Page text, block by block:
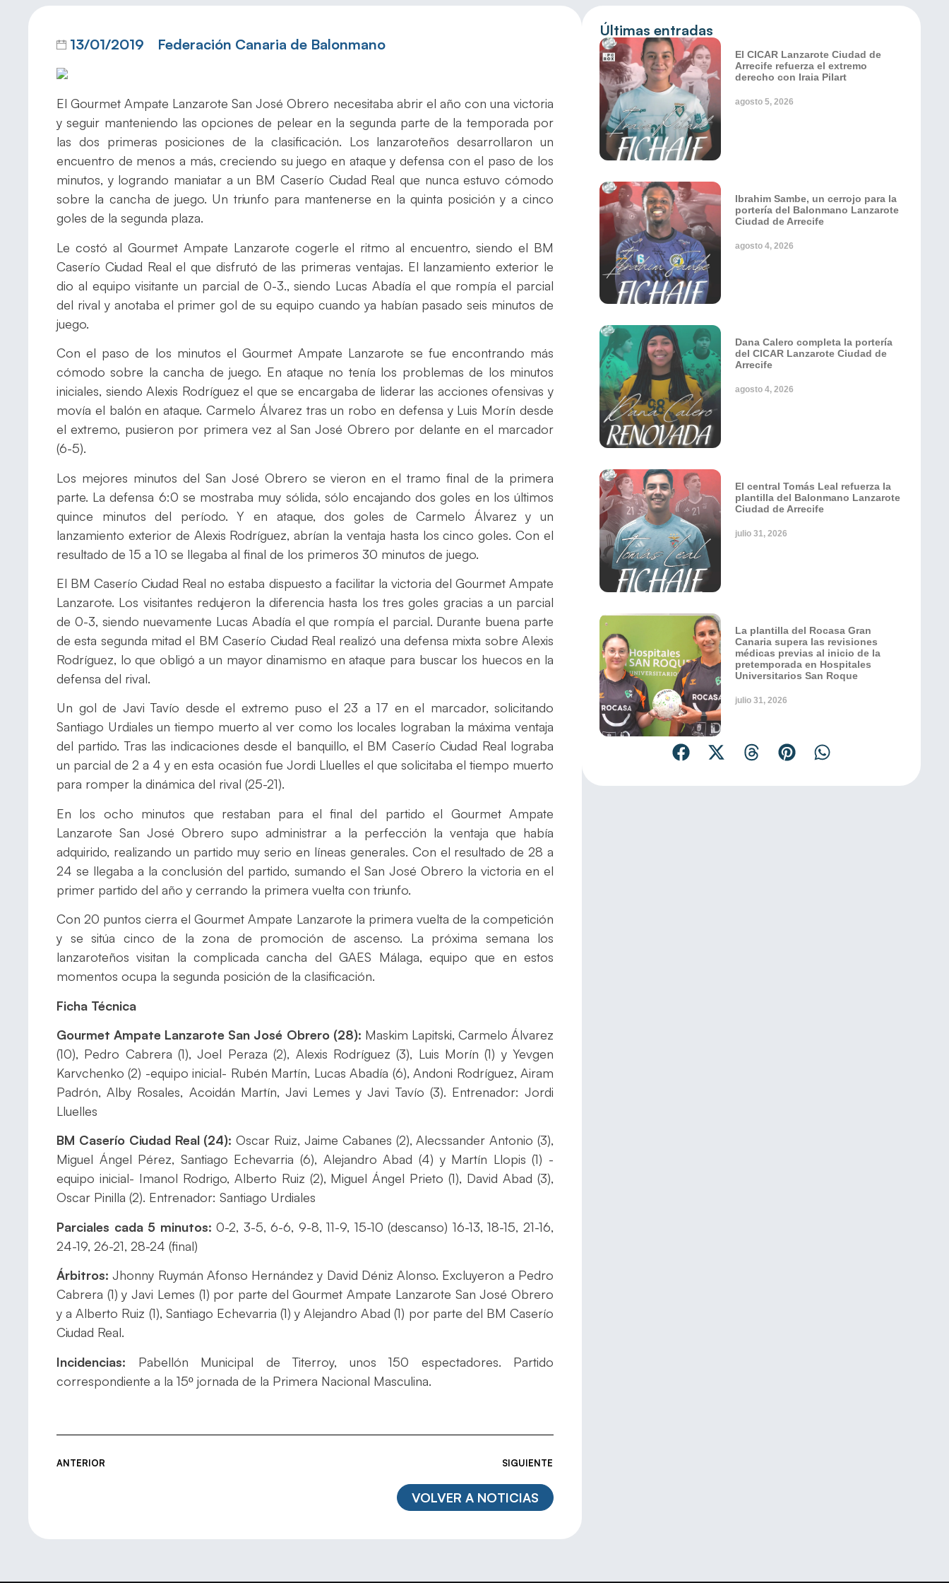
13/01/2019 Federación Canaria de Balonmano
El Gourmet Ampate Lanzarote San José Obrero necesitaba abrir el año con una victoria
y seguir manteniendo las opciones de pelear en la segunda parte de la temporada por
las dos primeras posiciones de la clasificación. Los lanzaroteños desarrollaron un
encuentro de menos a más, creciendo su juego en ataque y defensa con el paso de los
minutos, y logrando maniatar a un BM Caserío Ciudad Real que nunca estuvo cómodo
sobre la cancha de juego. Un triunfo para mantenerse en la quinta posición y a cinco
goles de la segunda plaza.
Le costó al Gourmet Ampate Lanzarote cogerle el ritmo al encuentro, siendo el BM
Caserío Ciudad Real el que disfrutó de las primeras ventajas. El lanzamiento exterior le
dio al equipo visitante un parcial de 0-3., siendo Lucas Abadía el que rompía el parcial
del rival y anotaba el primer gol de su equipo cuando ya habían pasado seis minutos de
juego.
Con el paso de los minutos el Gourmet Ampate Lanzarote se fue encontrando más
cómodo sobre la cancha de juego. En ataque no tenía los problemas de los minutos
iniciales, siendo Alexis Rodríguez el que se encargaba de liderar las acciones ofensivas y
movía el balón en ataque. Carmelo Álvarez tras un robo en defensa y Luis Morín desde
el extremo, pusieron por primera vez al San José Obrero por delante en el marcador
(6-5).
Los mejores minutos del San José Obrero se vieron en el tramo final de la primera
parte. La defensa 6:0 se mostraba muy sólida, sólo encajando dos goles en los últimos
quince minutos del período. Y en ataque, dos goles de Carmelo Álvarez y un
lanzamiento exterior de Alexis Rodríguez, abrían la ventaja hasta los cinco goles. Con el
resultado de 15 a 10 se llegaba al final de los primeros 30 minutos de juego.
El BM Caserío Ciudad Real no estaba dispuesto a facilitar la victoria del Gourmet Ampate
Lanzarote. Los visitantes redujeron la diferencia hasta los tres goles gracias a un parcial
de 0-3, siendo nuevamente Lucas Abadía el que rompía el parcial. Durante buena parte
de esta segunda mitad el BM Caserío Ciudad Real realizó una defensa mixta sobre Alexis
Rodríguez, lo que obligó a un mayor dinamismo en ataque para buscar los huecos en la
defensa del rival.
Un gol de Javi Tavío desde el extremo puso el 23 a 17 en el marcador, solicitando
Santiago Urdiales un tiempo muerto al ver como los locales lograban la máxima ventaja
del partido. Tras las indicaciones desde el banquillo, el BM Caserío Ciudad Real lograba
un parcial de 2 a 4 y en esta ocasión fue Jordi Lluelles el que solicitaba el tiempo muerto
para romper la dinámica del rival (25-21).
En los ocho minutos que restaban para el final del partido el Gourmet Ampate
Lanzarote San José Obrero supo administrar a la perfección la ventaja que había
adquirido, realizando un partido muy serio en líneas generales. Con el resultado de 28 a
24 se llegaba a la conclusión del partido, sumando el San José Obrero la victoria en el
primer partido del año y cerrando la primera vuelta con triunfo.
Con 20 puntos cierra el Gourmet Ampate Lanzarote la primera vuelta de la competición
y se sitúa cinco de la zona de promoción de ascenso. La próxima semana los
lanzaroteños visitan la complicada cancha del GAES Málaga, equipo que en estos
momentos ocupa la segunda posición de la clasificación.
Ficha Técnica
Gourmet Ampate Lanzarote San José Obrero (28): Maskim Lapitski, Carmelo Álvarez
(10), Pedro Cabrera (1), Joel Peraza (2), Alexis Rodríguez (3), Luis Morín (1) y Yevgen
Karvchenko (2) -equipo inicial- Rubén Martín, Lucas Abadía (6), Andoni Rodríguez, Airam
Padrón, Alby Rosales, Acoidán Martín, Javi Lemes y Javi Tavío (3). Entrenador: Jordi
Lluelles
BM Caserío Ciudad Real (24):Oscar Ruiz, Jaime Cabanes (2), Alecssander Antonio (3),
Miguel Ángel Pérez, Santiago Echevarria (6), Alejandro Abad (4) y Martín Llopis (1) -
equipo inicial- Imanol Rodrigo, Alberto Ruiz (2), Miguel Ángel Prieto (1), David Abad (3),
Oscar Pinilla (2). Entrenador: Santiago Urdiales
Parciales cada 5 minutos: 0-2, 3-5, 6-6, 9-8, 11-9, 15-10 (descanso) 16-13, 18-15, 21-16,
24-19, 26-21, 28-24 (final)
Árbitros:Jhonny Ruymán Afonso Hernández y David Déniz Alonso. Excluyeron a Pedro
Cabrera (1) y Javi Lemes (1) por parte del Gourmet Ampate Lanzarote San José Obrero
y a Alberto Ruiz (1), Santiago Echevarria (1) y Alejandro Abad (1) por parte del BM Caserío
Ciudad Real.
Incidencias: Pabellón Municipal de Titerroy, unos 150 espectadores. Partido
correspondiente a la 15º jornada de la Primera Nacional Masculina.
ANTERIOR SIGUIENTE
VOLVER A NOTICIAS
Últimas entradas
El CICAR Lanzarote Ciudad de
Arrecife refuerza el extremo
derecho con Iraia Pilart
agosto 5, 2026
Ibrahim Sambe, un cerrojo para la
portería del Balonmano Lanzarote
Ciudad de Arrecife
agosto 4, 2026
Dana Calero completa la portería
del CICAR Lanzarote Ciudad de
Arrecife
agosto 4, 2026
El central Tomás Leal refuerza la
plantilla del Balonmano Lanzarote
Ciudad de Arrecife
julio 31, 2026
La plantilla del Rocasa Gran
Canaria supera las revisiones
médicas previas al inicio de la
pretemporada en Hospitales
Universitarios San Roque
julio 31, 2026